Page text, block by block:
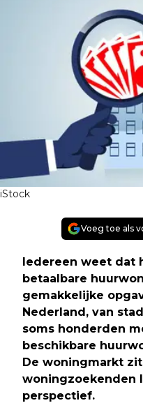
iStock
Voeg toe als
Iedereen weet dat
betaalbare
gemakkelijke
Nederland, van
soms honderden
beschikbare
De woningmarkt
woningzoekenden
perspectief.